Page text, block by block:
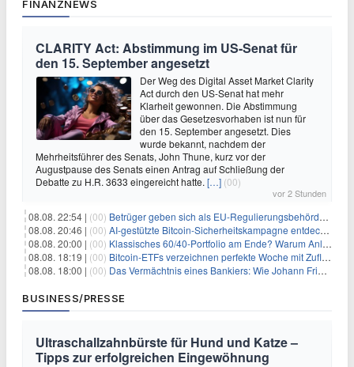
FINANZNEWS
CLARITY Act: Abstimmung im US-Senat für
den 15. September angesetzt
Der Weg des Digital Asset Market Clarity
Act durch den US-Senat hat mehr
Klarheit gewonnen. Die Abstimmung
über das Gesetzesvorhaben ist nun für
den 15. September angesetzt. Dies
wurde bekannt, nachdem der
Mehrheitsführer des Senats, John Thune, kurz vor der
Augustpause des Senats einen Antrag auf Schließung der
Debatte zu H.R. 3633 eingereicht hatte. […] (00)
vor 2 Stunden
08.08. 22:54 | (00) Betrüger geben sich als EU-Regulierungsbehörden aus, um Krypto-Nutzer nach MiCA-Deadline ins Visier zu nehmen
08.08. 20:46 | (00) AI-gestützte Bitcoin-Sicherheitskampagne entdeckt fast 5.000 Softwareprobleme in 390 Projekten
08.08. 20:00 | (00) Klassisches 60/40-Portfolio am Ende? Warum Anleger jetzt radikal umdenken müssen
08.08. 18:19 | (00) Bitcoin-ETFs verzeichnen perfekte Woche mit Zuflüssen auf 3-Monats-Hoch
08.08. 18:00 | (00) Das Vermächtnis eines Bankiers: Wie Johann Friedrich Städel sein Imperium unsterblich machte
BUSINESS/PRESSE
Ultraschallzahnbürste für Hund und Katze –
Tipps zur erfolgreichen Eingewöhnung